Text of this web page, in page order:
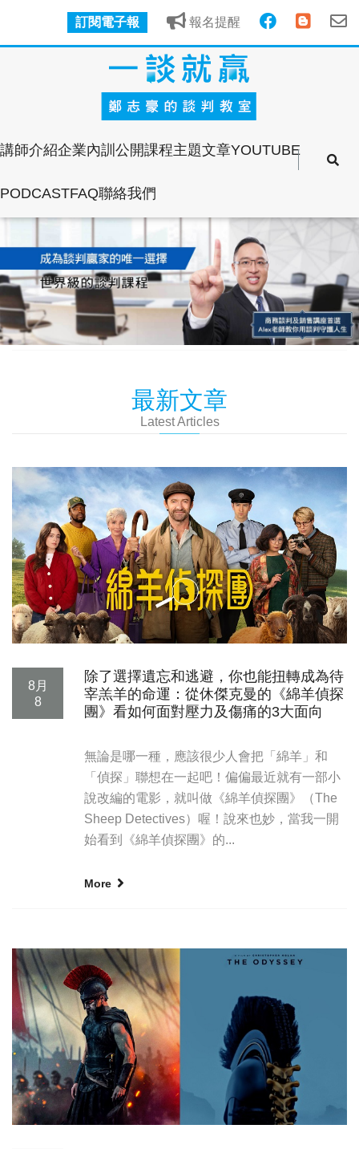
訂閱電子報 報名提醒
講師介紹企業內訓 公開課程主題文章YOUTUBE
PODCASTFAQ聯絡我們
最新文章
Latest Articles
8月
8
除了選擇遺忘和逃避，你也能扭轉成為待
宰羔羊的命運：從休傑克曼的《綿羊偵探
團》看如何面對壓力及傷痛的3大面向
無論是哪一種，應該很少人會把「綿羊」和
「偵探」聯想在一起吧！偏偏最近就有一部小
說改編的電影，就叫做《綿羊偵探團》（The
Sheep Detectives）喔！說來也妙，當我一開
始看到《綿羊偵探團》的...
More